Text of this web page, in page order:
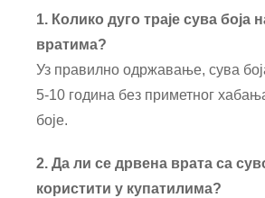
1. Колико дуго траје сува боја
вратима?
Уз правилно одржавање, сува
5-10 година без приметног
боје.
2. Да ли се дрвена врата са
користити у купатилима?